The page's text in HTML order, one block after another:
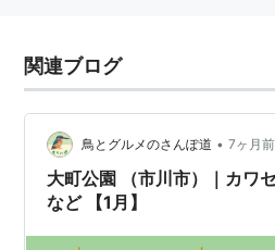
関連ブログ
鳥とグルメのさんぽ道 • 7ヶ月前
大町公園 （市川市）｜カワ
など 【1月】